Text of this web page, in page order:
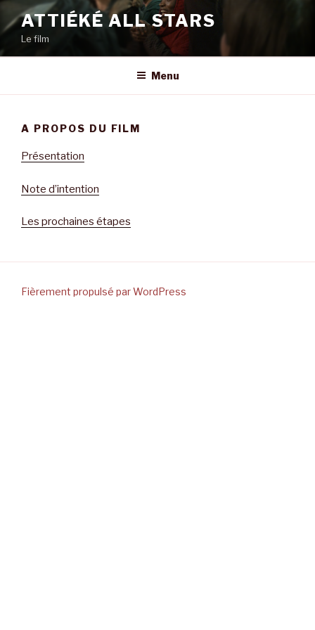
au
contenu
principal
ATTIÉKÉ ALL STARS
Le film
Menu
A PROPOS DU FILM
Présentation
Note d’intention
Les prochaines étapes
Fièrement propulsé par WordPress